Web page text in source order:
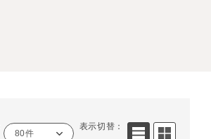
80件
表示切替：